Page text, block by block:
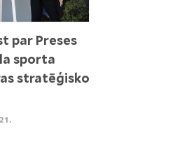
par Preses
sporta
stratēģisko